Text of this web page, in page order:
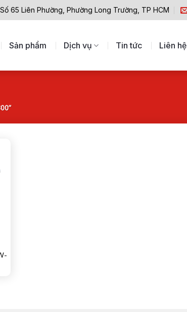
Số 65 Liên Phường, Phường Long Trường, TP HCM
Sản phẩm Dịch vụ Tin tức Liên hệ